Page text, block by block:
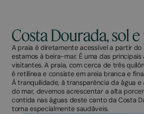
Costa Dourada, sol
A praia é diretamente acessível a partir
estamos à beira-mar. É uma das
visitantes. A praia, com cerca de três
é retilínea e consiste em areia branca e fina.
À tranquilidade, à transparência da água
do mar, devemos acrescentar a alta
contida nas águas deste canto da Costa
torna especialmente saudáveis.